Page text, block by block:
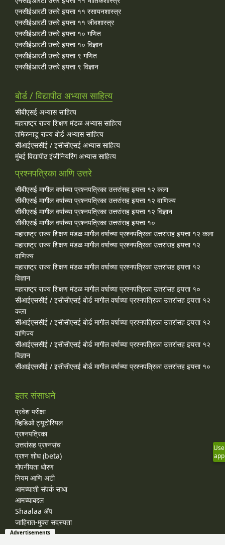
एनसीईआरटी उत्तरे इयत्ता ११ रसायनशास्त्र
एनसीईआरटी उत्तरे इयत्ता ११ जीवशास्त्र
एनसीईआरटी उत्तरे इयत्ता १० गणित
एनसीईआरटी उत्तरे इयत्ता १० विज्ञान
एनसीईआरटी उत्तरे इयत्ता ९ गणित
एनसीईआरटी उत्तरे इयत्ता ९ विज्ञान
बोर्ड / विद्यापीठ अभ्यास साहित्य
सीबीएसई अभ्यास साहित्य
महाराष्ट्र राज्य शिक्षण मंडळ अभ्यास साहित्य
तमिळनाडू राज्य बोर्ड अभ्यास साहित्य
सीआईएससीई / इसीसीएसई अभ्यास साहित्य
मुंबई विद्यापीठ इंजीनियरिंग अभ्यास साहित्य
प्रश्नपत्रिका आणि उत्तरे
सीबीएसई मागील वर्षाच्या प्रश्‍नपत्रिका उत्तरांसह इयत्ता १२ कला
सीबीएसई मागील वर्षाच्या प्रश्‍नपत्रिका उत्तरांसह इयत्ता १२ वाणिज्य
सीबीएसई मागील वर्षाच्या प्रश्‍नपत्रिका उत्तरांसह इयत्ता १२ विज्ञान
सीबीएसई मागील वर्षाच्या प्रश्‍नपत्रिका उत्तरांसह इयत्ता १०
महाराष्ट्र राज्य शिक्षण मंडळ मागील वर्षाच्या प्रश्‍नपत्रिका उत्तरांसह इयत्ता १२ कला
महाराष्ट्र राज्य शिक्षण मंडळ मागील वर्षाच्या प्रश्‍नपत्रिका उत्तरांसह इयत्ता १२
वाणिज्य
महाराष्ट्र राज्य शिक्षण मंडळ मागील वर्षाच्या प्रश्‍नपत्रिका उत्तरांसह इयत्ता १२
विज्ञान
महाराष्ट्र राज्य शिक्षण मंडळ मागील वर्षाच्या प्रश्‍नपत्रिका उत्तरांसह इयत्ता १०
सीआईएससीई / इसीसीएसई बोर्ड मागील वर्षाच्या प्रश्‍नपत्रिका उत्तरांसह इयत्ता १२
कला
सीआईएससीई / इसीसीएसई बोर्ड मागील वर्षाच्या प्रश्‍नपत्रिका उत्तरांसह इयत्ता १२
वाणिज्य
सीआईएससीई / इसीसीएसई बोर्ड मागील वर्षाच्या प्रश्‍नपत्रिका उत्तरांसह इयत्ता १२
विज्ञान
सीआईएससीई / इसीसीएसई बोर्ड मागील वर्षाच्या प्रश्‍नपत्रिका उत्तरांसह इयत्ता १०
इतर संसाधने
प्रवेश परीक्षा
व्हिडिओ ट्यूटोरियल
प्रश्नपत्रिका
उत्तरांसह प्रश्नसंच
प्रश्न शोध (beta)
गोपनीयता धोरण
नियम आणि अटी
आमच्याशी संपर्क साधा
आमच्याबद्दल
Shaalaa ॲप
जाहिरात-मुक्त सदस्यता
Use
app
Advertisements